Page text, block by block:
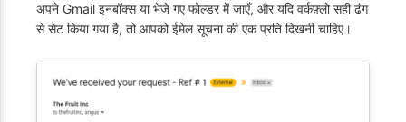
अपने Gmail इनबॉक्स या भेजे गए फोल्डर में जाएँ, और यदि वर्कफ़्लो सही ढंग
से सेट किया गया है, तो आपको ईमेल सूचना की एक प्रति दिखनी चाहिए।